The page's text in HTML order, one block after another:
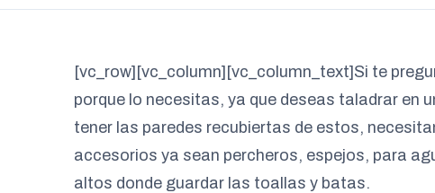
[vc_row][vc_column][vc_column_text]Si te
porque lo necesitas, ya que deseas taladrar en
tener las paredes recubiertas de estos,
accesorios ya sean percheros, espejos, para
altos donde guardar las toallas y batas.